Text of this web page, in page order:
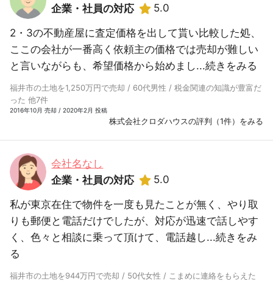
企業・社員の対応
5.0
2・3の不動産屋に査定価格を出して貰い比較した処、
ここの会社が一番高く依頼主の価格では売却が難しい
と言いながらも、希望価格から始めまし...続きをみる
福井市の土地を1,250万円で売却 / 60代男性 / 税金関連の知識が豊富だ
った 他7件
2016年10月 売却 / 2020年2月 投稿
株式会社クロダハウスの評判（1件）をみる
会社名なし
企業・社員の対応
5.0
私が東京在住で物件を一度も見たことが無く、やり取
りも郵便と電話だけでしたが、対応が迅速で話しやす
く、色々と相談に乗って頂けて、電話越し...続きをみ
る
福井市の土地を944万円で売却 / 50代女性 / こまめに連絡をもらえた